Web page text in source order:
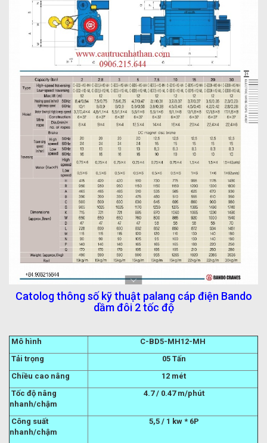
Catolog thông số kỹ thuật palang cáp điện Bando
dầm đôi 2 tốc độ
Mô hình
C-BD5-MH12-MH
Tải trọng
05 Tấn
Chiều cao nâng
12 mét
Tốc độ nâng
nhanh/chậm
4.7 / 0.47 m/phút
Công suất
nhanh/chậm
5,5 / 1 kw * 6P